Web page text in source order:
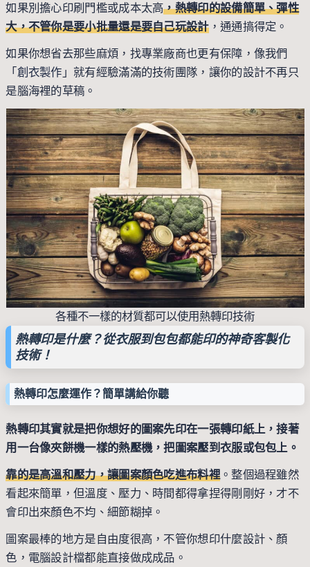
如果別擔心印刷門檻或成本太高，熱轉印的設備簡單、彈性
大，不管你是要小批量還是要自己玩設計，通通搞得定。
如果你想省去那些麻煩，找專業廠商也更有保障，像我們
「 創衣製作 」就有經驗滿滿的技術團隊，讓你的設計不再只
是腦海裡的草稿。
各種不一樣的材質都可以使用熱轉印技術
熱轉印是什麼？從衣服到包包都能印的神奇客製化
技術！
熱轉印怎麼運作？簡單講給你聽
熱轉印其實就是把你想好的圖案先印在一張轉印紙上，接著
用一台像夾餅機一樣的熱壓機，把圖案壓到衣服或包包上。
靠的是高溫和壓力，讓圖案顏色吃進布料裡。整個過程雖然
看起來簡單，但溫度、壓力、時間都得拿捏得剛剛好，才不
會印出來顏色不均、細節糊掉。
圖案最棒的地方是自由度很高，不管你想印什麼設計、顏
色，電腦設計檔都能直接做成成品。